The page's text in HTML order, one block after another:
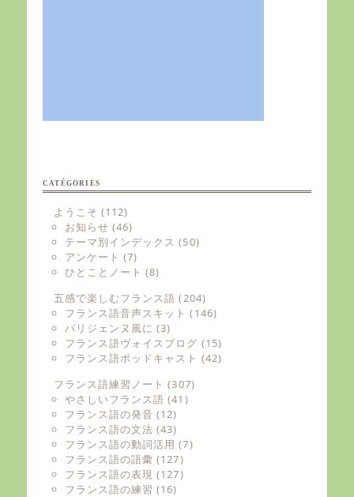
CATÉGORIES
ようこそ (112)
お知らせ (46)
テーマ別インデックス (50)
アンケート (7)
ひとことノート (8)
五感で楽しむフランス語 (204)
フランス語音声スキット (146)
パリジェンヌ風に (3)
フランス語ヴォイスブログ (15)
フランス語ポッドキャスト (42)
フランス語練習ノート (307)
やさしいフランス語 (41)
フランス語の発音 (12)
フランス語の文法 (43)
フランス語の動詞活用 (7)
フランス語の語彙 (127)
フランス語の表現 (127)
フランス語の練習 (16)